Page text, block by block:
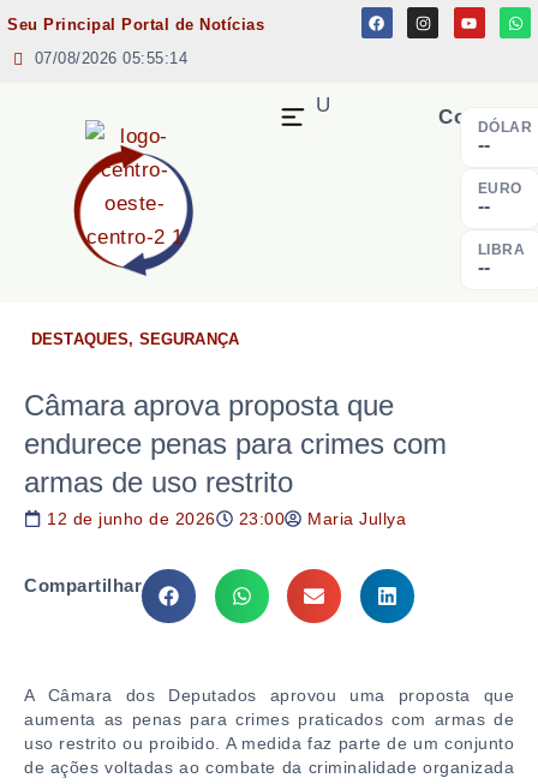
Seu Principal Portal de Notícias
07/08/2026 05:55:14
Cotação
DÓLAR
--
EURO
--
LIBRA
--
MENU
DESTAQUES, SEGURANÇA
Câmara aprova proposta que
endurece penas para crimes com
armas de uso restrito
12 de junho de 2026 23:00 Maria Jullya
Compartilhar
A Câmara dos Deputados aprovou uma proposta que
aumenta as penas para crimes praticados com armas de
uso restrito ou proibido. A medida faz parte de um conjunto
de ações voltadas ao combate da criminalidade organizada